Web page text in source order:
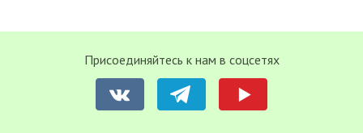
Присоединяйтесь к нам в соцсетях